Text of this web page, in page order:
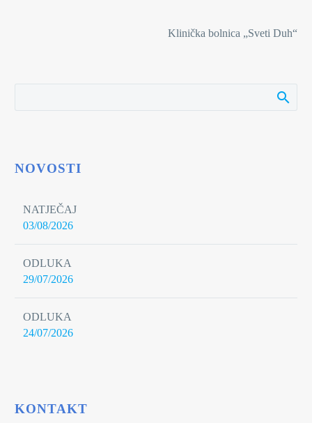
Klinička bolnica „Sveti Duh“
NOVOSTI
NATJEČAJ
03/08/2026
ODLUKA
29/07/2026
ODLUKA
24/07/2026
KONTAKT